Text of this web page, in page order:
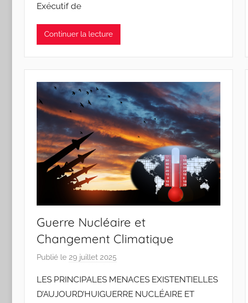
i
n
t
o
d
o
s
S
a
t
Exécutif de
Continuer la lecture
Guerre Nucléaire et
Changement Climatique
Publié le 29 juillet 2025
r
J
LES PRINCIPALES MENACES EXISTENTIELLES
D’AUJOURD’HUIGUERRE NUCLÉAIRE ET